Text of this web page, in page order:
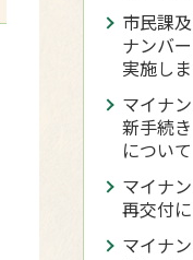
市民課
ナンバ
実施し
マイナ
新手続
について
マイナ
再交付
マイナ